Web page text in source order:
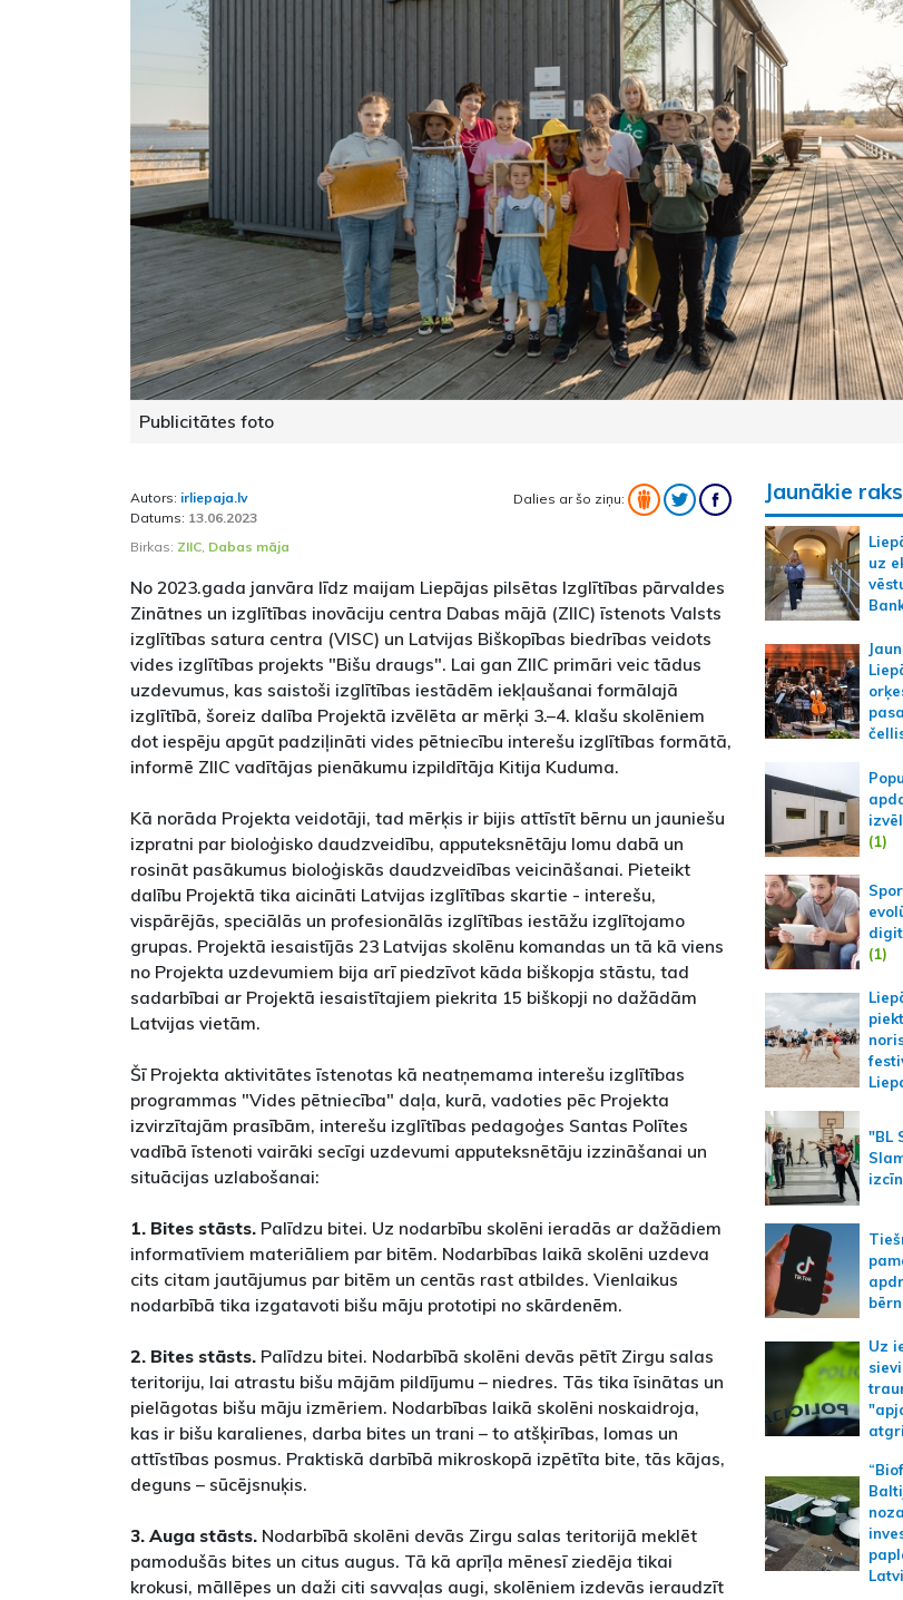
Publicitātes foto
Autors: irliepaja.lv
Datums: 13.06.2023
Dalies ar šo ziņu:
Birkas: ZIIC, Dabas māja
No 2023.gada janvāra līdz maijam Liepājas pilsētas Izglītības pārvaldes
Zinātnes un izglītības inovāciju centra Dabas mājā (ZIIC) īstenots Valsts
izglītības satura centra (VISC) un Latvijas Biškopības biedrības veidots
vides izglītības projekts "Bišu draugs". Lai gan ZIIC primāri veic tādus
uzdevumus, kas saistoši izglītības iestādēm iekļaušanai formālajā
izglītībā, šoreiz dalība Projektā izvēlēta ar mērķi 3.–4. klašu skolēniem
dot iespēju apgūt padziļināti vides pētniecību interešu izglītības formātā,
informē ZIIC vadītājas pienākumu izpildītāja Kitija Kuduma.
Kā norāda Projekta veidotāji, tad mērķis ir bijis attīstīt bērnu un jauniešu
izpratni par bioloģisko daudzveidību, apputeksnētāju lomu dabā un
rosināt pasākumus bioloģiskās daudzveidības veicināšanai. Pieteikt
dalību Projektā tika aicināti Latvijas izglītības skartie - interešu,
vispārējās, speciālās un profesionālās izglītības iestāžu izglītojamo
grupas. Projektā iesaistījās 23 Latvijas skolēnu komandas un tā kā viens
no Projekta uzdevumiem bija arī piedzīvot kāda biškopja stāstu, tad
sadarbībai ar Projektā iesaistītajiem piekrita 15 biškopji no dažādām
Latvijas vietām.
Šī Projekta aktivitātes īstenotas kā neatņemama interešu izglītības
programmas "Vides pētniecība" daļa, kurā, vadoties pēc Projekta
izvirzītajām prasībām, interešu izglītības pedagoģes Santas Polītes
vadībā īstenoti vairāki secīgi uzdevumi apputeksnētāju izzināšanai un
situācijas uzlabošanai:
1. Bites stāsts. Palīdzu bitei. Uz nodarbību skolēni ieradās ar dažādiem
informatīviem materiāliem par bitēm. Nodarbības laikā skolēni uzdeva
cits citam jautājumus par bitēm un centās rast atbildes. Vienlaikus
nodarbībā tika izgatavoti bišu māju prototipi no skārdenēm.
2. Bites stāsts. Palīdzu bitei. Nodarbībā skolēni devās pētīt Zirgu salas
teritoriju, lai atrastu bišu mājām pildījumu – niedres. Tās tika īsinātas un
pielāgotas bišu māju izmēriem. Nodarbības laikā skolēni noskaidroja,
kas ir bišu karalienes, darba bites un trani – to atšķirības, lomas un
attīstības posmus. Praktiskā darbībā mikroskopā izpētīta bite, tās kājas,
deguns – sūcējsnuķis.
3. Auga stāsts. Nodarbībā skolēni devās Zirgu salas teritorijā meklēt
pamodušās bites un citus augus. Tā kā aprīļa mēnesī ziedēja tikai
krokusi, māllēpes un daži citi savvaļas augi, skolēniem izdevās ieraudzīt
Jaunākie
uz
(1)
(1)
"BL
Uz